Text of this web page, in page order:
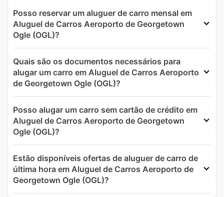
Posso reservar um aluguer de carro mensal em
Aluguel de Carros Aeroporto de Georgetown
Ogle (OGL)?
Quais são os documentos necessários para
alugar um carro em Aluguel de Carros Aeroporto
de Georgetown Ogle (OGL)?
Posso alugar um carro sem cartão de crédito em
Aluguel de Carros Aeroporto de Georgetown
Ogle (OGL)?
Estão disponíveis ofertas de aluguer de carro de
última hora em Aluguel de Carros Aeroporto de
Georgetown Ogle (OGL)?